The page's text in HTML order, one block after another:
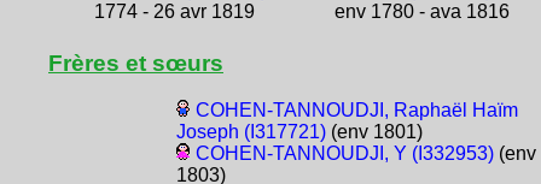
1774 - 26 avr 1819
env 1780 - ava 1816
Frères et sœurs
COHEN-TANNOUDJI, Raphaël Haïm
Joseph (I317721)(env 1801)
COHEN-TANNOUDJI, Y (I332953)(env
1803)